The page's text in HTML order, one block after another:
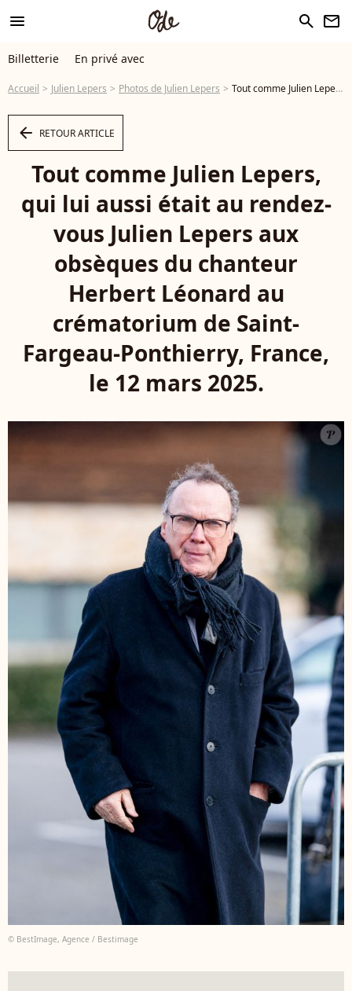
menu search newsletter
Billetterie En privé avec
Accueil Julien Lepers Photos de Julien Lepers Tout comme Julien Lepers, qui lui aussi était au rendez-vous Julien Lepers aux obsèques du chanteur Herbert Léonard au crématorium de Saint-Fargeau-Ponthierry, France, le 12 mars 2025. © Bestimage - Photo
arrow_left RETOUR ARTICLE
Tout comme Julien Lepers,
qui lui aussi était au rendez-
vous Julien Lepers aux
obsèques du chanteur
Herbert Léonard au
crématorium de Saint-
Fargeau-Ponthierry, France,
le 12 mars 2025.
© BestImage, Agence / Bestimage